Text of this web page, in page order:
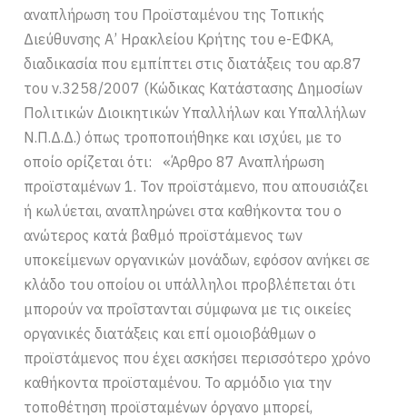
αναπλήρωση του Προϊσταμένου της Τοπικής
Διεύθυνσης Α’ Ηρακλείου Κρήτης του e-ΕΦΚΑ,
διαδικασία που εμπίπτει στις διατάξεις του αρ.87
του ν.3258/2007 (Κώδικας Κατάστασης Δημοσίων
Πολιτικών Διοικητικών Υπαλλήλων και Υπαλλήλων
Ν.Π.Δ.Δ.) όπως τροποποιήθηκε και ισχύει, με το
οποίο ορίζεται ότι: «Άρθρο 87 Αναπλήρωση
προϊσταμένων 1. Τον προϊστάμενο, που απουσιάζει
ή κωλύεται, αναπληρώνει στα καθήκοντα του ο
ανώτερος κατά βαθμό προϊστάμενος των
υποκείμενων οργανικών μονάδων, εφόσον ανήκει σε
κλάδο του οποίου οι υπάλληλοι προβλέπεται ότι
μπορούν να προΐστανται σύμφωνα με τις οικείες
οργανικές διατάξεις και επί ομοιοβάθμων ο
προϊστάμενος που έχει ασκήσει περισσότερο χρόνο
καθήκοντα προϊσταμένου. Το αρμόδιο για την
τοποθέτηση προϊσταμένων όργανο μπορεί,